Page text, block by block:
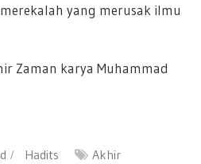
yang merusak ilmu
Zaman karya Muhammad
Hadits
Akhir